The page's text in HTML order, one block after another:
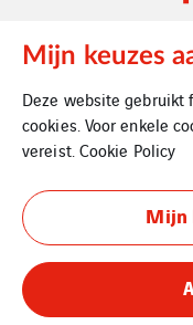
VINCI Energies
VINCI Energies
The Agility Effect
Juridische
Privacybeleid
Mijn keuzes
Deze website gebruikt
cookies. Voor enkele
vereist. Cookie Policy
Mijn